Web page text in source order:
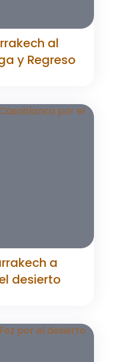
al
y Regreso
a
desierto